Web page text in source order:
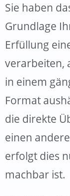
Sie haben
Grundlage
Erfüllung
verarbeiten,
in einem
Format
die direkte
einen
erfolgt dies
machbar ist.